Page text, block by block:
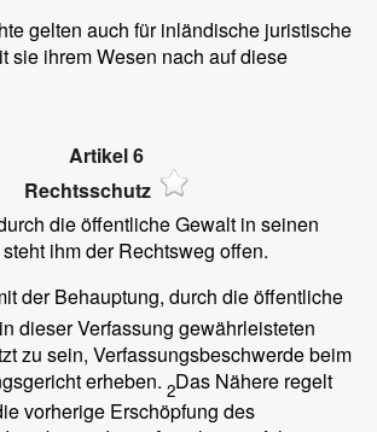
gelten auch für inländische juristische
sie ihrem Wesen nach auf diese
Artikel 6
Rechtsschutz
die öffentliche Gewalt in seinen
ihm der Rechtsweg offen.
der Behauptung, durch die öffentliche
dieser Verfassung gewährleisteten
zu sein, Verfassungsbeschwerde beim
erheben. 2Das Nähere regelt
vorherige Erschöpfung des